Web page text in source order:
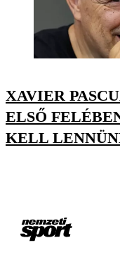
XAVIER
ELSŐ
KELL